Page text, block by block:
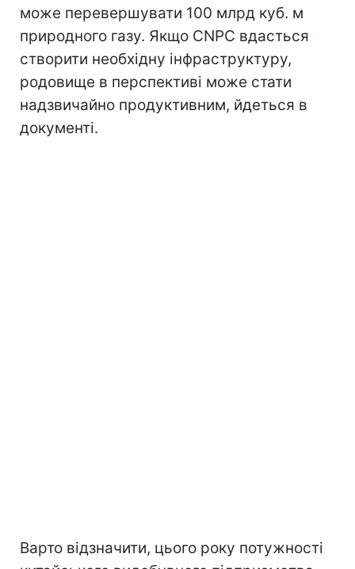
може перевершувати 100 млрд куб. м
природного газу. Якщо CNPC вдасться
створити необхідну інфраструктуру,
родовище в перспективі може стати
надзвичайно продуктивним, йдеться в
документі.
Варто відзначити, цього року потужності